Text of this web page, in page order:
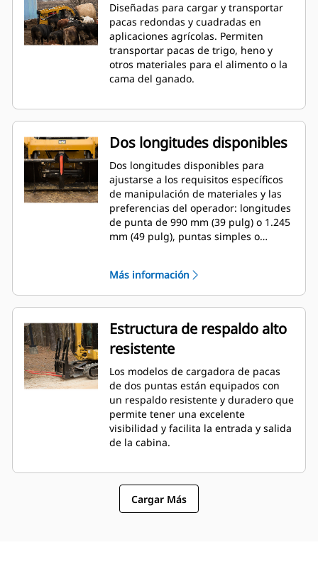
Diseñadas para cargar y transportar
pacas redondas y cuadradas en
aplicaciones agrícolas. Permiten
transportar pacas de trigo, heno y
otros materiales para el alimento o la
cama del ganado.
Dos longitudes disponibles
Dos longitudes disponibles para
ajustarse a los requisitos específicos
de manipulación de materiales y las
preferencias del operador: longitudes
de punta de 990 mm (39 pulg) o 1.245
mm (49 pulg), puntas simples o
Más información
Estructura de respaldo alto
resistente
Los modelos de cargadora de pacas
de dos puntas están equipados con
un respaldo resistente y duradero que
permite tener una excelente
visibilidad y facilita la entrada y salida
de la cabina.
Cargar Más